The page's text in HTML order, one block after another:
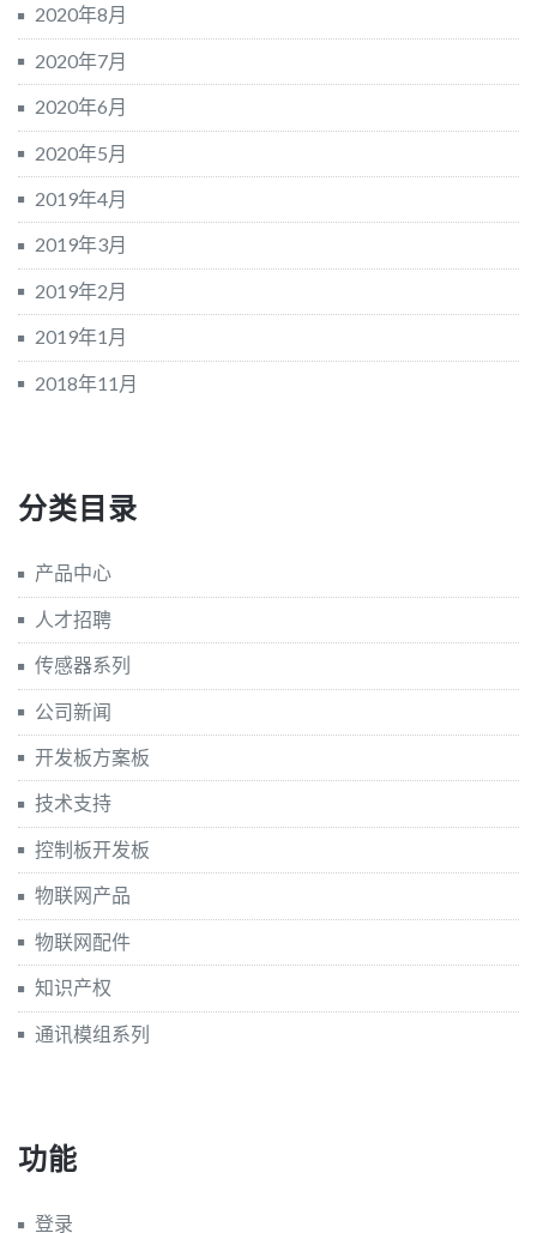
2020年8月
2020年7月
2020年6月
2020年5月
2019年4月
2019年3月
2019年2月
2019年1月
2018年11月
分类目录
产品中心
人才招聘
传感器系列
公司新闻
开发板方案板
技术支持
控制板开发板
物联网产品
物联网配件
知识产权
通讯模组系列
功能
登录